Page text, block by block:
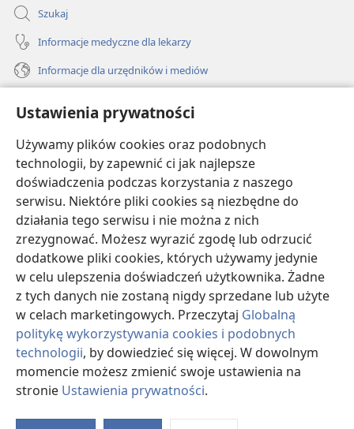
Ustawienia prywatności
Używamy plików cookies oraz podobnych
technologii, by zapewnić ci jak najlepsze
doświadczenia podczas korzystania z naszego
serwisu. Niektóre pliki cookies są niezbędne do
działania tego serwisu i nie można z nich
zrezygnować. Możesz wyrazić zgodę lub odrzucić
dodatkowe pliki cookies, których używamy jedynie
w celu ulepszenia doświadczeń użytkownika. Żadne
z tych danych nie zostaną nigdy sprzedane lub użyte
w celach marketingowych. Przeczytaj Globalną
politykę wykorzystywania cookies i podobnych
technologii, by dowiedzieć się więcej. W dowolnym
momencie możesz zmienić swoje ustawienia na
stronie Ustawienia prywatności.
Szukaj
Informacje medyczne dla lekarzy
Informacje dla urzędników i mediów
Darowizny
(opens
new
window)BIBLIOTEKA INTERNETOWA Strażnicy
(opens
new
window)JW Hub
(opens
new
window)JW Library
Watchtower Library
Copyright© 2026 Watch Tower Bible and Tract Society of Pennsylvania.
WARUNKI UŻYTKOWANIA| POLITYKA PRYWATNOŚCI
PRYWATNOŚCI